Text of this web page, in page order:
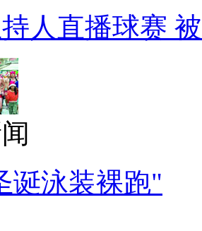
人直播球赛
诞泳装裸跑"